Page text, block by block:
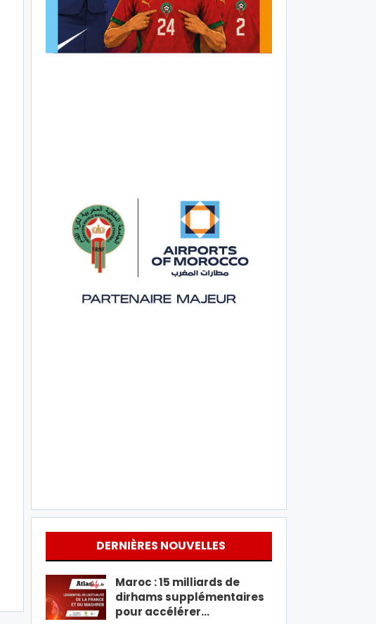
DERNIÈRES NOUVELLES
Maroc : 15 milliards de
dirhams supplémentaires
pour accélérer…